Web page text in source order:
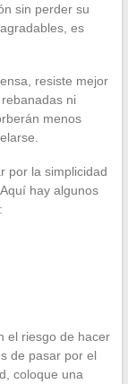
sin perder su
es
resiste mejor
ni
menos
por la simplicidad
hay algunos
el riesgo de hacer
de pasar por el
coloque una